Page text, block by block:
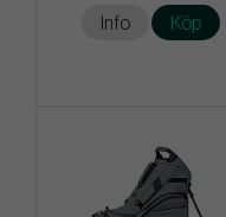
Info Köp